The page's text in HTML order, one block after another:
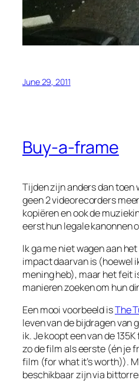
June 29, 2011
Buy-a-frame
Tijden zijn anders dan toen
geen 2 videorecorders
kopiëren en ook de
eerst hun legale kanonnen
Ik ga me niet wagen aan
impact daarvan is (hoewel
mening heb), maar het feit
manieren zoeken om hun
Een mooi voorbeeld isThe
leven van de bijdragen van
ik. Je koopt een van de
zo de film als eerste (én je
film (for what it’s worth)).
beschikbaar zijn via